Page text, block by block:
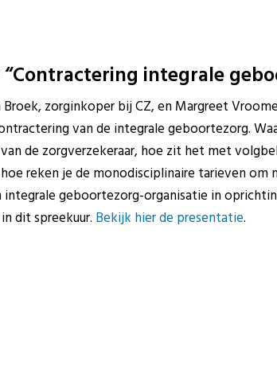
integrale
zorginkoper bij CZ, en Margreet
van de integrale geboortezorg.
de zorgverzekeraar, hoe zit het met
reken je de monodisciplinaire tarieven
geboortezorg-organisatie in
dit spreekuur. Bekijk hier de presentatie.